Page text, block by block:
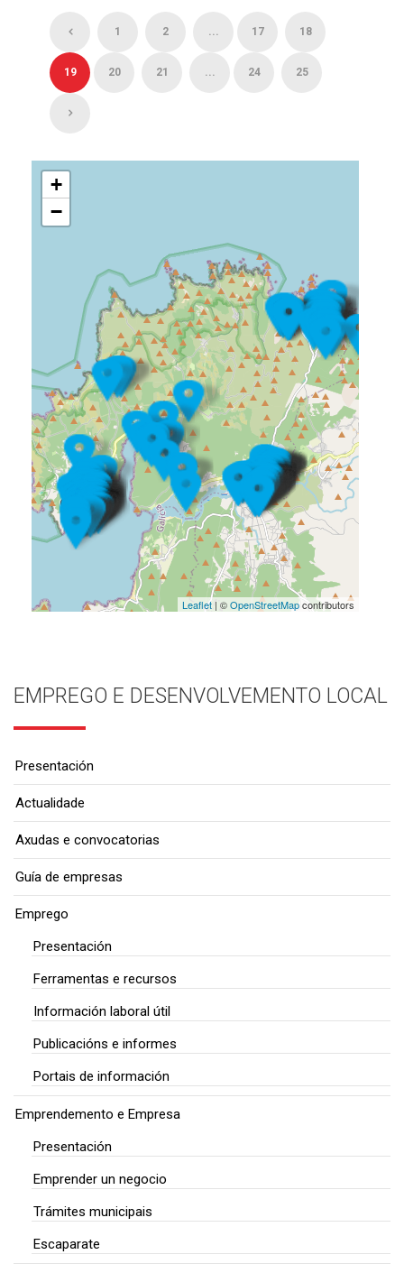
1 2 ... 17 18
19 20 21 ... 24 25
+
−
Leaflet| ©OpenStreetMapcontributors
EMPREGO E DESENVOLVEMENTO LOCAL
Presentación
Actualidade
Axudas e convocatorias
Guía de empresas
Emprego
Presentación
Ferramentas e recursos
Información laboral útil
Publicacións e informes
Portais de información
Emprendemento e Empresa
Presentación
Emprender un negocio
Trámites municipais
Escaparate